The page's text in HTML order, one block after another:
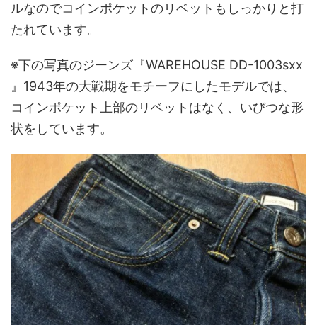
ルなのでコインポケットのリベットもしっかりと打
たれています。
※下の写真のジーンズ『WAREHOUSE DD-1003sxx
』1943年の大戦期をモチーフにしたモデルでは、
コインポケット上部のリベットはなく、いびつな形
状をしています。